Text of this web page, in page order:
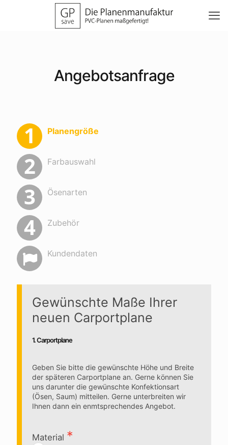
Angebotsanfrage
Planengröße
Farbauswahl
Ösenarten
Zubehör
Kundendaten
Gewünschte Maße Ihrer
neuen Carportplane
1. Carportplane
Geben Sie bitte die gewünschte Höhe und Breite
der späteren Carportplane an. Gerne können Sie
uns darunter die gewünschte Konfektionsart
(Ösen, Saum) mitteilen. Gerne unterbreiten wir
Ihnen dann ein enmtsprechendes Angebot.
Material